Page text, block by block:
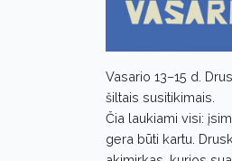
Vasario 13–15 d.
šiltais susitikimais.
Čia laukiami visi:
gera būti kartu.